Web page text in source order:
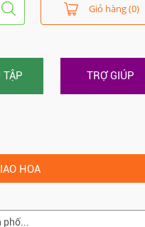
usd
vnd
Giỏ hàng (0)
TẬP TRỢ GIÚP
HOA